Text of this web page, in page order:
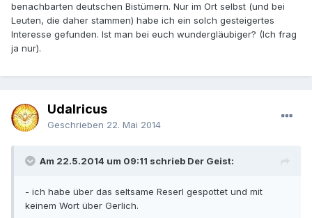
benachbarten deutschen Bistümern. Nur im Ort selbst (und bei
Leuten, die daher stammen) habe ich ein solch gesteigertes
Interesse gefunden. Ist man bei euch wundergläubiger? (Ich frag
ja nur).
Udalricus
Geschrieben 22. Mai 2014
Am 22.5.2014 um 09:11 schrieb Der Geist:
- ich habe über das seltsame Reserl gespottet und mit
keinem Wort über Gerlich.